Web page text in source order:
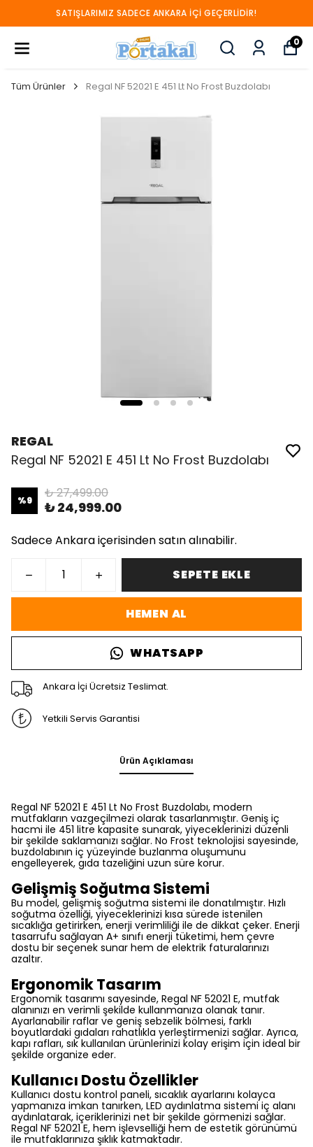
SATIŞLARIMIZ SADECE ANKARA İÇİ GEÇERLİDİR!
0
Tüm Ürünler Regal NF 52021 E 451 Lt No Frost Buzdolabı
REGAL
Regal NF 52021 E 451 Lt No Frost Buzdolabı
%9 ₺ 27,499.00
₺ 24,999.00
Sadece Ankara içerisinden satın alınabilir.
SEPETE EKLE
HEMEN AL
WHATSAPP
Ankara İçi Ücretsiz Teslimat.
Yetkili Servis Garantisi
Ürün Açıklaması
Regal NF 52021 E 451 Lt No Frost Buzdolabı, modern
mutfakların vazgeçilmezi olarak tasarlanmıştır. Geniş iç
hacmi ile 451 litre kapasite sunarak, yiyeceklerinizi düzenli
bir şekilde saklamanızı sağlar. No Frost teknolojisi sayesinde,
buzdolabının iç yüzeyinde buzlanma oluşumunu
engelleyerek, gıda tazeliğini uzun süre korur.
Gelişmiş Soğutma Sistemi
Bu model, gelişmiş soğutma sistemi ile donatılmıştır. Hızlı
soğutma özelliği, yiyeceklerinizi kısa sürede istenilen
sıcaklığa getirirken, enerji verimliliği ile de dikkat çeker. Enerji
tasarrufu sağlayan A+ sınıfı enerji tüketimi, hem çevre
dostu bir seçenek sunar hem de elektrik faturalarınızı
azaltır.
Ergonomik Tasarım
Ergonomik tasarımı sayesinde, Regal NF 52021 E, mutfak
alanınızı en verimli şekilde kullanmanıza olanak tanır.
Ayarlanabilir raflar ve geniş sebzelik bölmesi, farklı
boyutlardaki gıdaları rahatlıkla yerleştirmenizi sağlar. Ayrıca,
kapı rafları, sık kullanılan ürünlerinizi kolay erişim için ideal bir
şekilde organize eder.
Kullanıcı Dostu Özellikler
Kullanıcı dostu kontrol paneli, sıcaklık ayarlarını kolayca
yapmanıza imkan tanırken, LED aydınlatma sistemi iç alanı
aydınlatarak, içeriklerinizi net bir şekilde görmenizi sağlar.
Regal NF 52021 E, hem işlevselliği hem de estetik görünümü
ile mutfaklarınıza şıklık katmaktadır.